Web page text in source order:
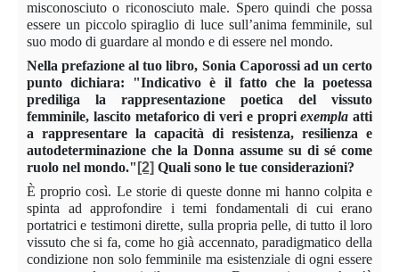
misconosciuto o riconosciuto male. Spero quindi che possa
essere un piccolo spiraglio di luce sull’anima femminile, sul
suo modo di guardare al mondo e di essere nel mondo.
Nella prefazione al tuo libro, Sonia Caporossi ad un certo
punto dichiara: "Indicativo è il fatto che la poetessa
prediliga la rappresentazione poetica del vissuto
femminile, lascito metaforico di veri e propriexempla atti
a rappresentare la capacità di resistenza, resilienza e
autodeterminazione che la Donna assume su di sé come
ruolo nel mondo." [2] Quali sono le tue considerazioni?
È proprio così. Le storie di queste donne mi hanno colpita e
spinta ad approfondire i temi fondamentali di cui erano
portatrici e testimoni dirette, sulla propria pelle, di tutto il loro
vissuto che si fa, come ho già accennato, paradigmatico della
condizione non solo femminile ma esistenziale di ogni essere